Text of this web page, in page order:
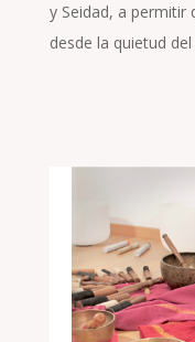
y Seidad, a permitir
desde la quietud del